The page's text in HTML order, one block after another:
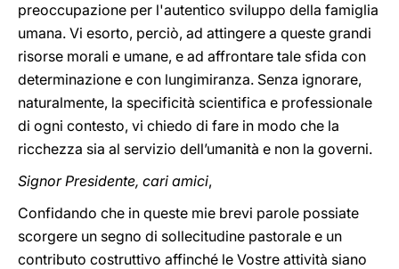
preoccupazione per l'autentico sviluppo della famiglia
umana. Vi esorto, perciò, ad attingere a queste grandi
risorse morali e umane, e ad affrontare tale sfida con
determinazione e con lungimiranza. Senza ignorare,
naturalmente, la specificità scientifica e professionale
di ogni contesto, vi chiedo di fare in modo che la
ricchezza sia al servizio dell’umanità e non la governi.
Signor Presidente, cari amici,
Confidando che in queste mie brevi parole possiate
scorgere un segno di sollecitudine pastorale e un
contributo costruttivo affinché le Vostre attività siano